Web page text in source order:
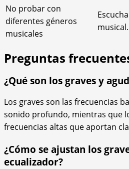
No probar con
diferentes géneros
musicales
musical.
Preguntas
¿Qué son los graves y
Los graves son las frecuencias
sonido profundo, mientras que
frecuencias altas que aportan
¿Cómo se ajustan los
ecualizador?